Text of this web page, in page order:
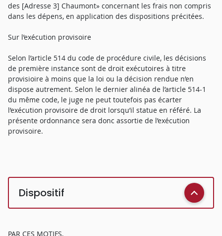
des [Adresse 3] Chaumont» concernant les frais non compris
dans les dépens, en application des dispositions précitées.
Sur l’exécution provisoire
Selon l’article 514 du code de procédure civile, les décisions
de première instance sont de droit exécutoires à titre
provisioire à moins que la loi ou la décision rendue n’en
dispose autrement. Selon le dernier alinéa de l’article 514-1
du même code, le juge ne peut toutefois pas écarter
l’exécution provisoire de droit lorsqu’il statue en référé. La
présente ordonnance sera donc assortie de l’exécution
provisoire.
Dispositif
PAR CES MOTIFS,